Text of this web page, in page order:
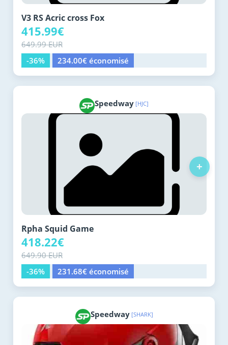
V3 RS Acric cross Fox
415.99€
649.99 EUR
-36%
234.00€ économisé
Speedway [HJC]
Rpha Squid Game
418.22€
649.90 EUR
-36%
231.68€ économisé
+
Speedway [SHARK]